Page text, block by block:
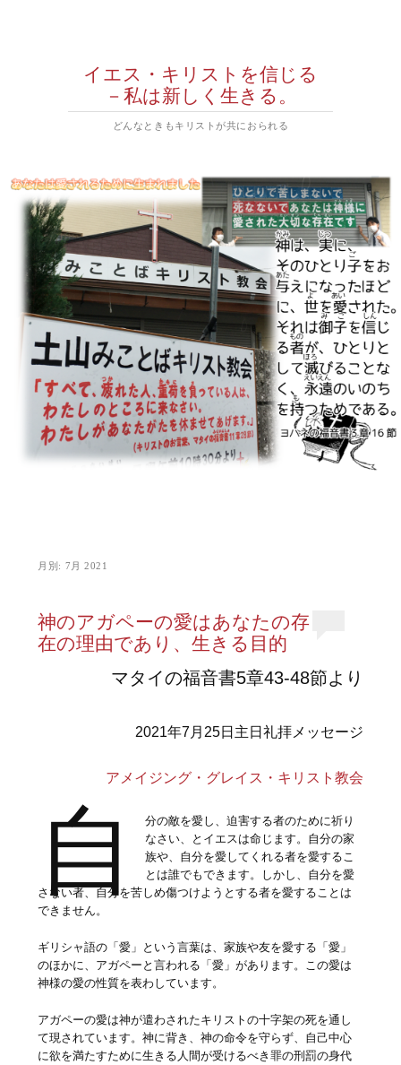
イエス・キリストを信じる
－私は新しく生きる。
どんなときもキリストが共におられる
月別: 7月 2021
神のアガペーの愛はあなたの存
在の理由であり、生きる目的
マタイの福音書5章43-48節より
2021年7月25日主日礼拝メッセージ
アメイジング・グレイス・キリスト教会
自
分の敵を愛し、迫害する者のために祈り
なさい、とイエスは命じます。自分の家
族や、自分を愛してくれる者を愛するこ
とは誰でもできます。しかし、自分を愛
さない者、自分を苦しめ傷つけようとする者を愛することは
できません。
ギリシャ語の「愛」という言葉は、家族や友を愛する「愛」
のほかに、アガペーと言われる「愛」があります。この愛は
神様の愛の性質を表わしています。
アガペーの愛は神が遣わされたキリストの十字架の死を通し
て現されています。神に背き、神の命令を守らず、自己中心
に欲を満たすために生きる人間が受けるべき罪の刑罰の身代